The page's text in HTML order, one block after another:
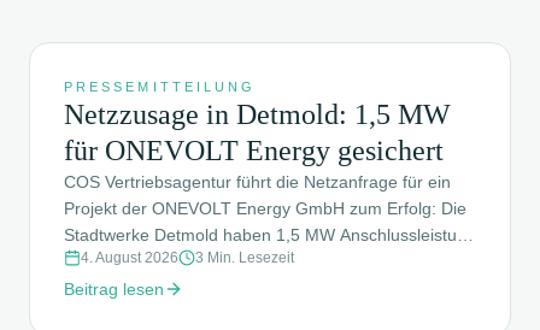
PRESSEMITTEILUNG
Netzzusage in Detmold: 1,5 MW
für ONEVOLT Energy gesichert
COS Vertriebsagentur führt die Netzanfrage für ein
Projekt der ONEVOLT Energy GmbH zum Erfolg: Die
Stadtwerke Detmold haben 1,5 MW Anschlussleistung
verbindlich zugesagt – ein starker Meilenstein für die
Energiewende in Lippe.
4. August 2026 3 Min. Lesezeit
Beitrag lesen